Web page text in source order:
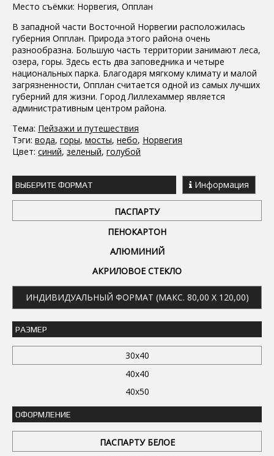
Место съёмки: Норвегия, Опплан
В западной части Восточной Норвегии расположилась
губерния Опплан. Природа этого района очень
разнообразна. Большую часть территории занимают леса,
озера, горы. Здесь есть два заповедника и четыре
национальных парка. Благодаря мягкому климату и малой
загрязненности, Опплан считается одной из самых лучших
губерний для жизни. Город Лиллехаммер является
административным центром района.
Тема: Пейзажи и путешествия
Тэги: вода, горы, мосты, небо, Норвегия
Цвет: синий, зеленый, голубой
ВЫБЕРИТЕ ФОРМАТ Информация
ПАСПАРТУ
ПЕНОКАРТОН
АЛЮМИНИЙ
АКРИЛОВОЕ СТЕКЛО
ИНДИВИДУАЛЬНЫЙ ФОРМАТ (МАКС. 80,00 X 120,00)
РАЗМЕР
30x40
40x40
40x50
ОФОРМЛЕНИЕ
ПАСПАРТУ БЕЛОЕ